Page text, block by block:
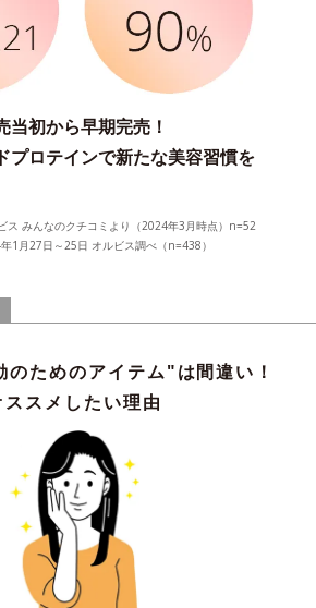
当初から早期完売！
プロテインで新たな美容習慣を
ス みんなのクチコミより（2024年3月時点）n=52
1月27日～25日 オルビス調べ（n=438）
ためのアイテム"は間違い！
スメしたい理由